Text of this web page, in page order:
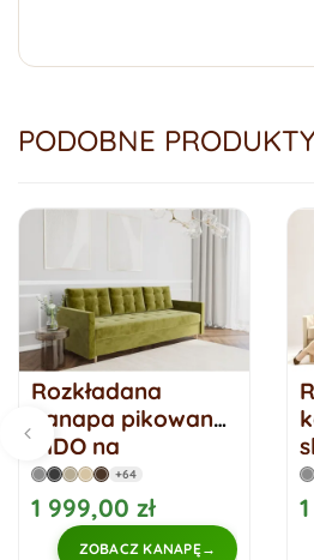
PODOBNE
Rozkładana
kanapa pikowana
VIDO na
drewnianych
nogach
+64
1 999,00 zł
ZOBACZ KANAPĘ